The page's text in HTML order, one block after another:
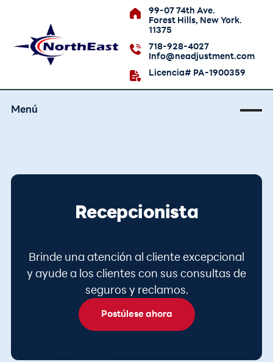
99-07 74th Ave.
Forest Hills, New York.
11375
718-928-4027
Info@neadjustment.com
Licencia# PA-1900359
Menú
Recepcionista
Brinde una atención al cliente excepcional
y ayude a los clientes con sus consultas de
seguros y reclamos.
Postúlese ahora
Introducción